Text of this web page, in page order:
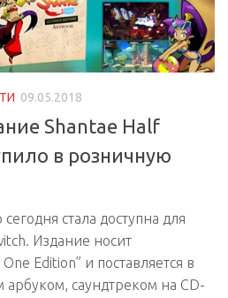
09.05.2018
Shantae Half
в розничную
стала доступна для
Издание носит
Edition” и поставляется в
арбуком, саундтреком на CD-